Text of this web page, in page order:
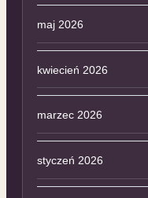
maj 2026
kwiecień 2026
marzec 2026
styczeń 2026